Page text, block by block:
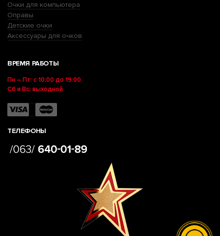
Очки для компьютера
Оправы
Детские очки
Аксессуары для очков
ВРЕМЯ РАБОТЫ
Пн – Пт: с 10:00 до 19:00
Сб и Вс: выходной
ТЕЛЕФОНЫ